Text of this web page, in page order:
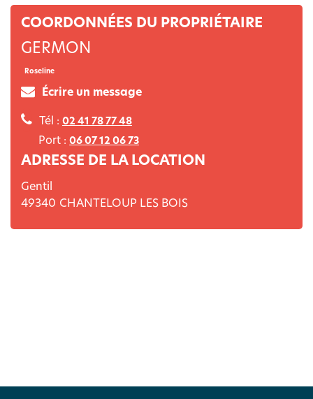
COORDONNÉES DU PROPRIÉTAIRE
GERMON
Roseline
Écrire un message
Tél : 02 41 78 77 48
Port : 06 07 12 06 73
ADRESSE DE LA LOCATION
Gentil
49340 CHANTELOUP LES BOIS